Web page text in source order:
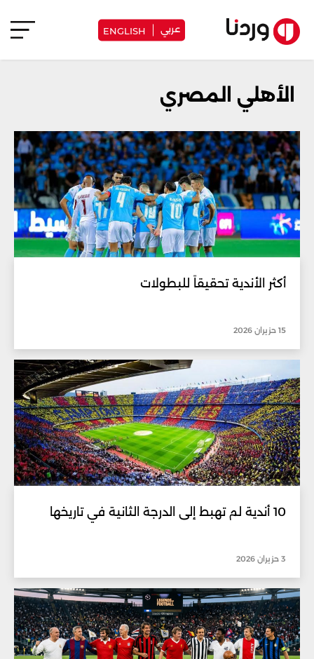
عربي ENGLISH
الأهلي المصري
أكثر الأندية تحقيقاً للبطولات
15 حزيران 2026
10 أندية لم تهبط إلى الدرجة الثانية في تاريخها
3 حزيران 2026